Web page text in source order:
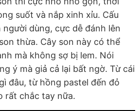
suốt và nắp xinh xỉu. Cấu
dùng, cực dễ đánh lên
thừa. Cây son này có thể
mà không sợ bị lem. Nói
ý mà giả cả lại bất ngờ. Từ cái
đâu, từ hồng pastel đến đỏ
rất chắc tay nữa.